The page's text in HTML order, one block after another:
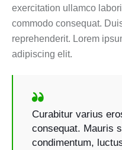
exercitation ullamco
commodo consequat.
reprehenderit. Lorem
adipiscing elit.
Curabitur varius
consequat. Mauris
condimentum,